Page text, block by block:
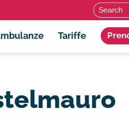
Search
Tariffe